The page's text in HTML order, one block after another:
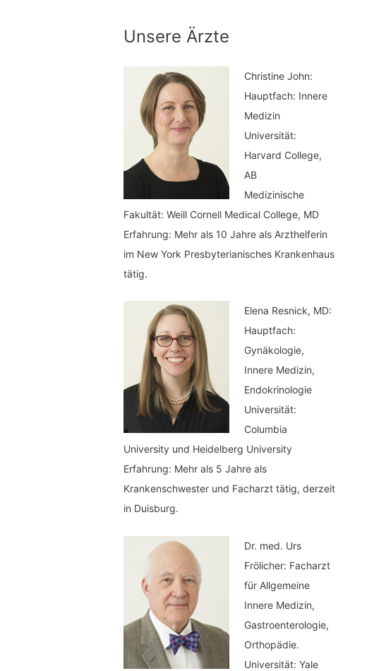
c
e
Unsere Ärzte
Christine John:
Hauptfach: Innere
Medizin
Universität:
Harvard College,
AB
Medizinische
Fakultät: Weill Cornell Medical College, MD
Erfahrung: Mehr als 10 Jahre als Arzthelferin
im New York Presbyterianisches Krankenhaus
tätig.
Elena Resnick, MD:
Hauptfach:
Gynäkologie,
Innere Medizin,
Endokrinologie
Universität:
Columbia
University und Heidelberg University
Erfahrung: Mehr als 5 Jahre als
Krankenschwester und Facharzt tätig, derzeit
in Duisburg.
Dr. med. Urs
Frölicher: Facharzt
für Allgemeine
Innere Medizin,
Gastroenterologie,
Orthopädie.
Universität: Yale